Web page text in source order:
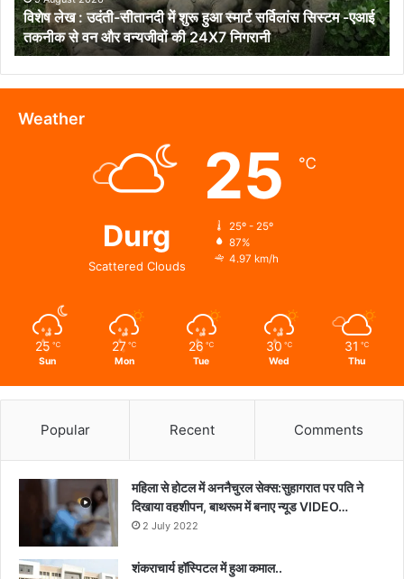
स्मार्ट
सर्विलांस
सिस्टम
-एआई
तकनीक
से
विशेष लेख : उदंती-सीतानदी में शुरू हुआ स्मार्ट सर्विलांस सिस्टम -एआई
तकनीक से वन और वन्यजीवों की 24X7 निगरानी
Weather
Durg
Scattered Clouds
25 ℃
25º - 25º
87%
4.97 km/h
25 ℃
Sun
27 ℃
Mon
26 ℃
Tue
30 ℃
Wed
31 ℃
Thu
Popular Recent Comments
महिला से होटल में अननैचुरल सेक्स:सुहागरात पर पति ने
दिखाया वहशीपन, बाथरूम में बनाए न्यूड VIDEO…
2 July 2022
शंकराचार्य हॉस्पिटल में हुआ कमाल..